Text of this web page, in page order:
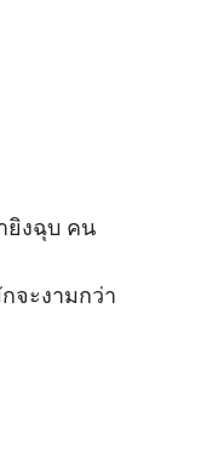
ยิงฉุบ คน
จะงามกว่า